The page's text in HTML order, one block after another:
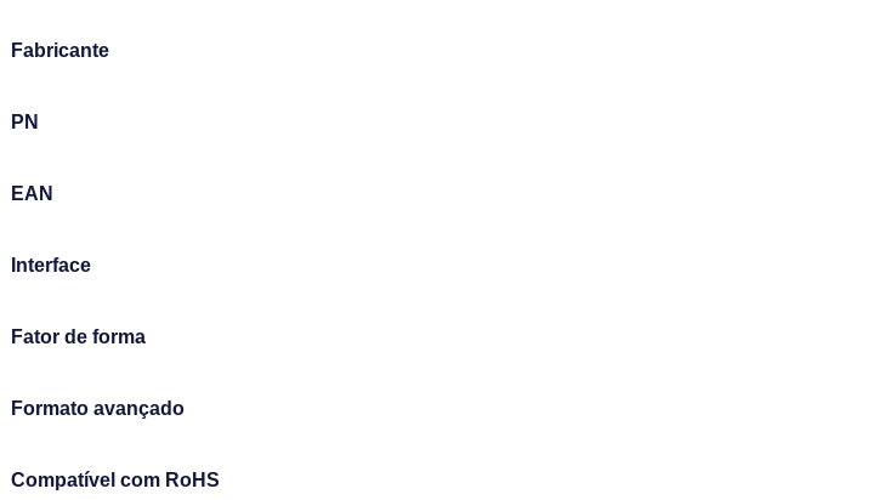
Fabricante
PN
EAN
Interface
Fator de forma
Formato avançado
Compatível com RoHS